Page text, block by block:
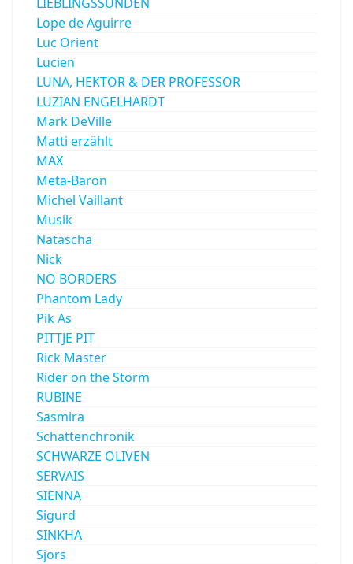
Lope de Aguirre
Luc Orient
Lucien
LUNA, HEKTOR & DER PROFESSOR
LUZIAN ENGELHARDT
Mark DeVille
Matti erzählt
MÄX
Meta-Baron
Michel Vaillant
Musik
Natascha
Nick
NO BORDERS
Phantom Lady
Pik As
PITTJE PIT
Rick Master
Rider on the Storm
RUBINE
Sasmira
Schattenchronik
SCHWARZE OLIVEN
SERVAIS
SIENNA
Sigurd
SINKHA
Sjors